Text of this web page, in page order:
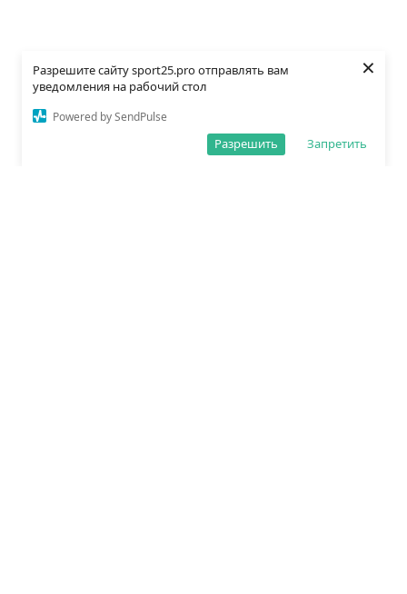
Разрешите сайту sport25.pro отправлять вам
уведомления на рабочий стол
Powered by SendPulse
Запретить
Разрешить
×